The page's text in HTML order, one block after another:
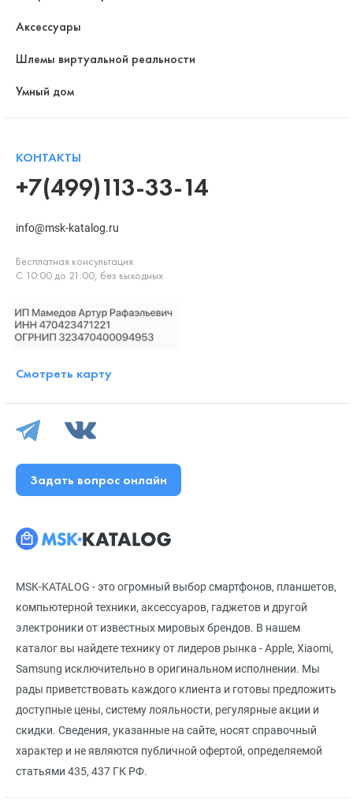
MSK-KATALOG - это огромный выбор смартфонов, планшетов,
компьютерной техники, аксессуаров, гаджетов и другой
электроники от известных мировых брендов. В нашем
каталог вы найдете технику от лидеров рынка - Apple, Xiaomi,
Samsung исключительно в оригинальном исполнении. Мы
рады приветствовать каждого клиента и готовы предложить
доступные цены, систему лояльности, регулярные акции и
скидки. Сведения, указанные на сайте, носят справочный
характер и не являются публичной офертой, определяемой
статьями 435, 437 ГК РФ.
Аксессуары
Шлемы виртуальной реальности
Умный дом
КОНТАКТЫ
+7(499)113-33-14
info@msk-katalog.ru
Бесплатная консультация
С 10:00 до 21:00, без выходных
Смотреть карту
Задать вопрос онлайн